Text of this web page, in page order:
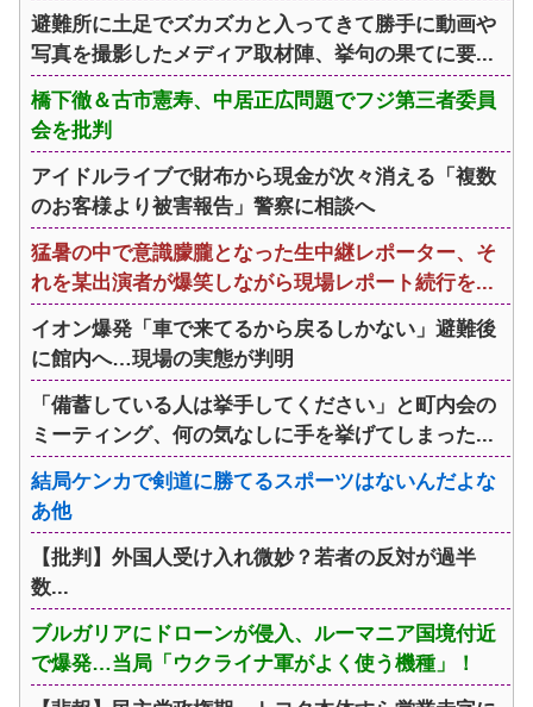
避難所に土足でズカズカと入ってきて勝手に動画や
写真を撮影したメディア取材陣、挙句の果てに要...
橋下徹＆古市憲寿、中居正広問題でフジ第三者委員
会を批判
アイドルライブで財布から現金が次々消える「複数
のお客様より被害報告」警察に相談へ
猛暑の中で意識朦朧となった生中継レポーター、そ
れを某出演者が爆笑しながら現場レポート続行を...
イオン爆発「車で来てるから戻るしかない」避難後
に館内へ…現場の実態が判明
「備蓄している人は挙手してください」と町内会の
ミーティング、何の気なしに手を挙げてしまった...
結局ケンカで剣道に勝てるスポーツはないんだよな
あ他
【批判】外国人受け入れ微妙？若者の反対が過半
数...
ブルガリアにドローンが侵入、ルーマニア国境付近
で爆発…当局「ウクライナ軍がよく使う機種」！